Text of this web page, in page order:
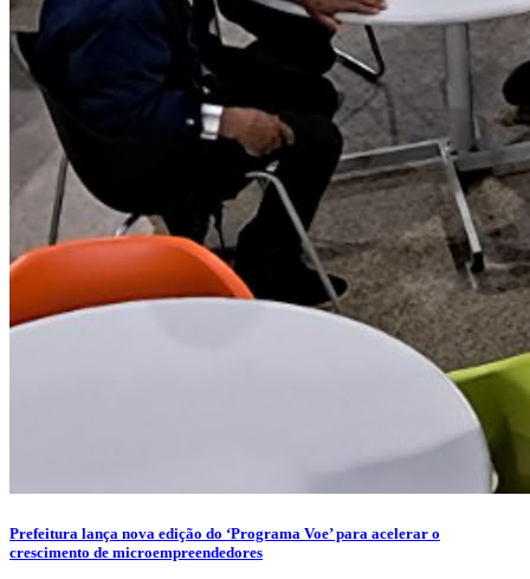
Prefeitura lança nova edição do ‘Programa Voe’ para acelerar o
crescimento de microempreendedores